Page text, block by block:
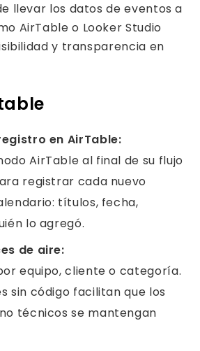
llevar los datos de eventos a
AirTable o Looker Studio
y transparencia en
en AirTable:
AirTable al final de su flujo
registrar cada nuevo
títulos, fecha,
lo agregó.
de aire:
equipo, cliente o categoría.
sin código facilitan que los
técnicos se mantengan